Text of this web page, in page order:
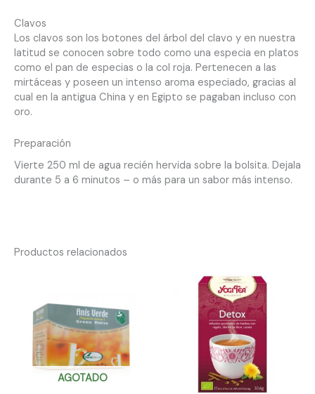
Clavos
Los clavos son los botones del árbol del clavo y en nuestra
latitud se conocen sobre todo como una especia en platos
como el pan de especias o la col roja. Pertenecen a las
mirtáceas y poseen un intenso aroma especiado, gracias al
cual en la antigua China y en Egipto se pagaban incluso con
oro.
Preparación
Vierte 250 ml de agua recién hervida sobre la bolsita. Dejala
durante 5 a 6 minutos – o más para un sabor más intenso.
Productos relacionados
AGOTADO